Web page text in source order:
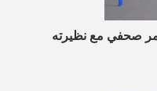
صحفي مع نظيرته